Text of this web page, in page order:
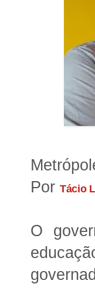
Por Tácio
O